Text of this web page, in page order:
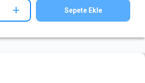
+ Sepete Ekle